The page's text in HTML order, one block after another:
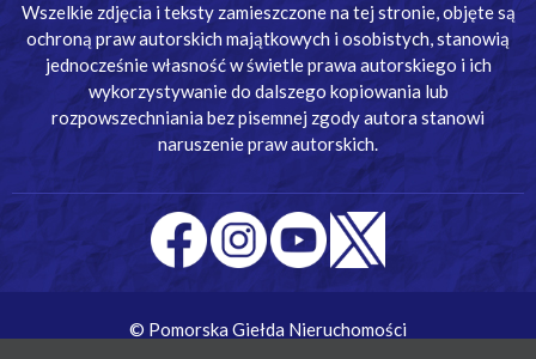
Wszelkie zdjęcia i teksty zamieszczone na tej stronie, objęte są
ochroną praw autorskich majątkowych i osobistych, stanowią
jednocześnie własność w świetle prawa autorskiego i ich
wykorzystywanie do dalszego kopiowania lub
rozpowszechniania bez pisemnej zgody autora stanowi
naruszenie praw autorskich.
© Pomorska Giełda Nieruchomości